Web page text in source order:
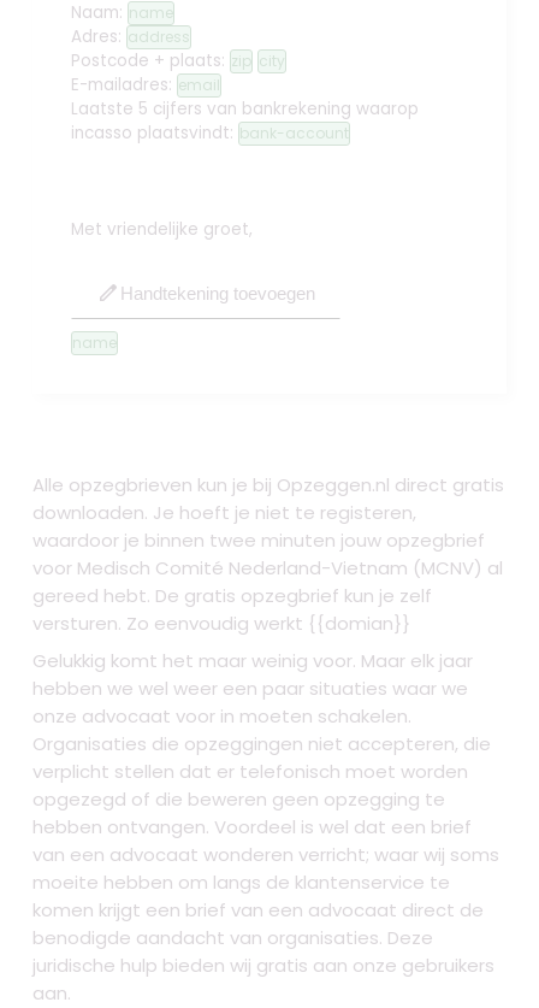
Naam: name
Adres: address
Postcode + plaats: zip city
E-mailadres: email
Laatste 5 cijfers van bankrekening waarop
incasso plaatsvindt: bank-account
Met vriendelijke groet,
edit Handtekening toevoegen
name
Alle opzegbrieven kun je bij Opzeggen.nl direct gratis
downloaden. Je hoeft je niet te registeren,
waardoor je binnen twee minuten jouw opzegbrief
voor Medisch Comité Nederland-Vietnam (MCNV) al
gereed hebt. De gratis opzegbrief kun je zelf
versturen. Zo eenvoudig werkt {{domian}}
Gelukkig komt het maar weinig voor. Maar elk jaar
hebben we wel weer een paar situaties waar we
onze advocaat voor in moeten schakelen.
Organisaties die opzeggingen niet accepteren, die
verplicht stellen dat er telefonisch moet worden
opgezegd of die beweren geen opzegging te
hebben ontvangen. Voordeel is wel dat een brief
van een advocaat wonderen verricht; waar wij soms
moeite hebben om langs de klantenservice te
komen krijgt een brief van een advocaat direct de
benodigde aandacht van organisaties. Deze
juridische hulp bieden wij gratis aan onze gebruikers
aan.